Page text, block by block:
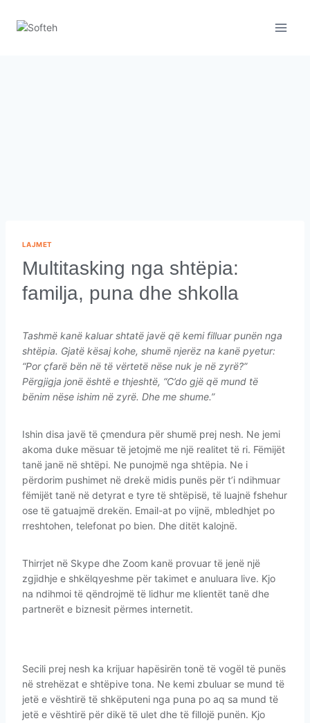
LAJMET
Multitasking nga shtëpia:
familja, puna dhe shkolla
Tashmë kanë kaluar shtatë javë që kemi filluar punën nga
shtëpia. Gjatë kësaj kohe, shumë njerëz na kanë pyetur:
“Por çfarë bën në të vërtetë nëse nuk je në zyrë?”
Përgjigja jonë është e thjeshtë, “C’do gjë që mund të
bënim nëse ishim në zyrë. Dhe me shume.”
Ishin disa javë të çmendura për shumë prej nesh. Ne jemi
akoma duke mësuar të jetojmë me një realitet të ri. Fëmijët
tanë janë në shtëpi. Ne punojmë nga shtëpia. Ne i
përdorim pushimet në drekë midis punës për t’i ndihmuar
fëmijët tanë në detyrat e tyre të shtëpisë, të luajnë fshehur
ose të gatuajmë drekën. Email-at po vijnë, mbledhjet po
rreshtohen, telefonat po bien. Dhe ditët kalojnë.
Thirrjet në Skype dhe Zoom kanë provuar të jenë një
zgjidhje e shkëlqyeshme për takimet e anuluara live. Kjo
na ndihmoi të qëndrojmë të lidhur me klientët tanë dhe
partnerët e biznesit përmes internetit.
Secili prej nesh ka krijuar hapësirën tonë të vogël të punës
në strehëzat e shtëpive tona. Ne kemi zbuluar se mund të
jetë e vështirë të shkëputeni nga puna po aq sa mund të
jetë e vështirë për dikë të ulet dhe të fillojë punën. Kjo